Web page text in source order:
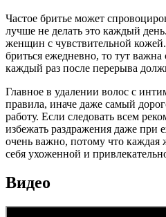
Частое бритье может
лучше не делать это каждый
женщин с чувствительной
бриться ежедневно, то тут важна
каждый раз после перерыва
Главное в удалении волос с
правила, иначе даже самый
работу. Если следовать всем
избежать раздражения даже при
очень важно, потому что каждая
себя ухоженной и
Видео